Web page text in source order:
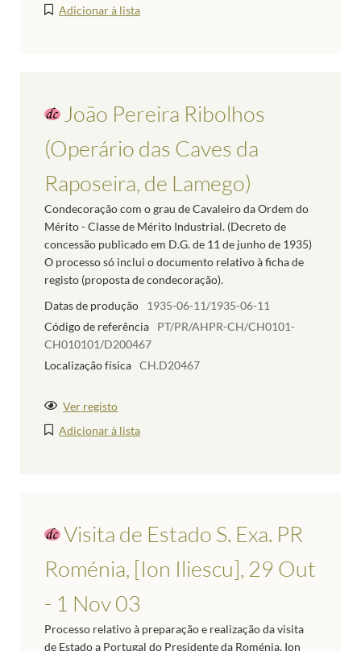
Adicionar à lista
João Pereira Ribolhos
(Operário das Caves da
Raposeira, de Lamego)
Condecoração com o grau de Cavaleiro da Ordem do
Mérito - Classe de Mérito Industrial. (Decreto de
concessão publicado em D.G. de 11 de junho de 1935)
O processo só inclui o documento relativo à ficha de
registo (proposta de condecoração).
Datas de produção
1935-06-11/1935-06-11
Código de referência
PT/PR/AHPR-CH/CH0101-
CH010101/D200467
Localização física CH.D20467
Ver registo
Adicionar à lista
Visita de Estado S. Exa. PR
Roménia, [Ion Iliescu], 29 Out
- 1 Nov 03
Processo relativo à preparação e realização da visita
de Estado a Portugal do Presidente da Roménia, Ion